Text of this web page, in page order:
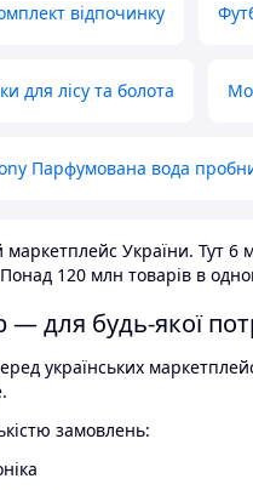
відпочинку
для лісу та болота
Парфумована вода
України. Тут 6
120 млн товарів в
— для будь-якої
українських
замовлень: